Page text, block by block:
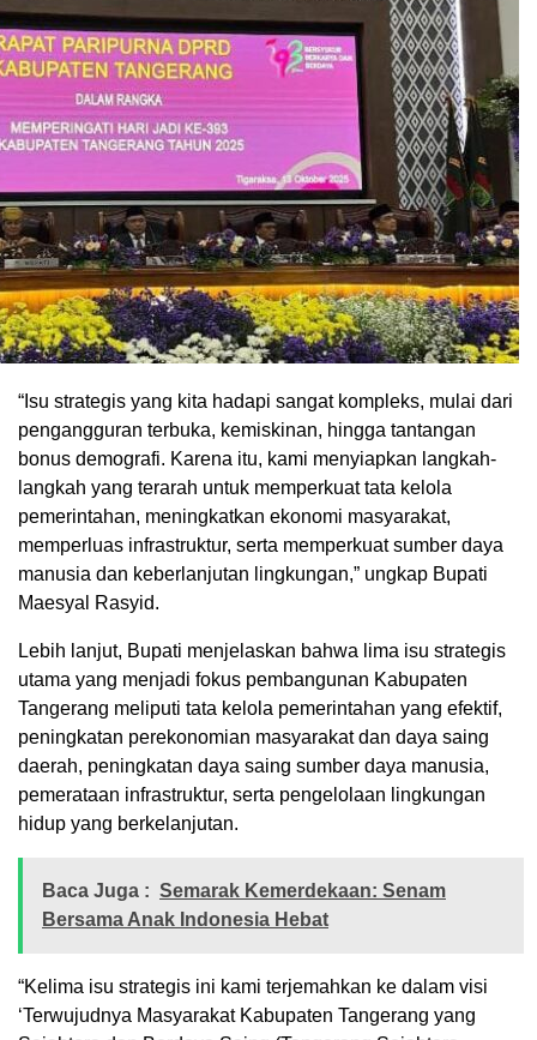
“Isu strategis yang kita hadapi sangat kompleks, mulai dari
pengangguran terbuka, kemiskinan, hingga tantangan
bonus demografi. Karena itu, kami menyiapkan langkah-
langkah yang terarah untuk memperkuat tata kelola
pemerintahan, meningkatkan ekonomi masyarakat,
memperluas infrastruktur, serta memperkuat sumber daya
manusia dan keberlanjutan lingkungan,” ungkap Bupati
Maesyal Rasyid.
Lebih lanjut, Bupati menjelaskan bahwa lima isu strategis
utama yang menjadi fokus pembangunan Kabupaten
Tangerang meliputi tata kelola pemerintahan yang efektif,
peningkatan perekonomian masyarakat dan daya saing
daerah, peningkatan daya saing sumber daya manusia,
pemerataan infrastruktur, serta pengelolaan lingkungan
hidup yang berkelanjutan.
Baca Juga : Semarak Kemerdekaan: Senam
Bersama Anak Indonesia Hebat
“Kelima isu strategis ini kami terjemahkan ke dalam visi
‘Terwujudnya Masyarakat Kabupaten Tangerang yang